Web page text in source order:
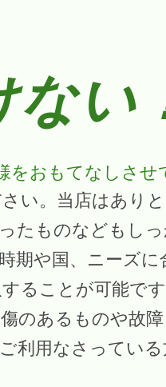
い
をおもてなしさせ
い。当店はあり
たものなどもし
期や国、ニーズに
ることが可能で
のあるものや故
利用なさってい